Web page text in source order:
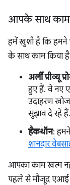
आपके साथ काम
हमें खुशी है कि
के साथ काम किया
अर्ली प्रीव्यू
हुए हैं. वे नए
उदाहरण
सुझाव दे रहे हैं.
हैकथॉन:
शानदार
आपका काम खत्म
पहले से मौजूद एआई